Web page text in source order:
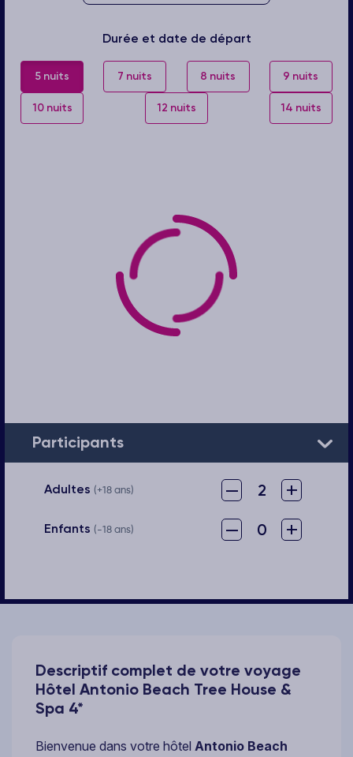
Durée et date de départ
5 nuits 7 nuits 8 nuits 9 nuits
10 nuits 12 nuits 14 nuits
Participants
Adultes (+18 ans) – 2 +
Enfants (-18 ans) – 0 +
Descriptif complet de votre voyage
Hôtel Antonio Beach Tree House &
Spa 4*
Bienvenue dans votre hôtel Antonio Beach